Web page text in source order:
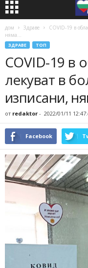
дом Здраве
COVID-19 в
няма...
ЗДРАВЕ ТОП
COVID-19 в
лекуват в
изписани,
от redaktor - 2022/01/11
Facebook